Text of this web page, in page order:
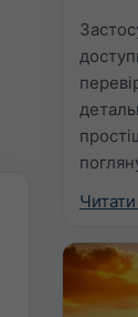
Читати